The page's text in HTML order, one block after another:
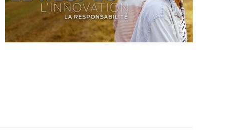
PROCANAR